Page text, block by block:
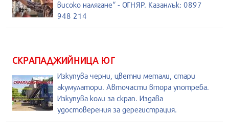
високо налягане“ - ОГНЯР. Казанлък: 0897
948 214
СКРАПАДЖИЙНИЦА ЮГ
Изкупува черни, цветни метали, стари
акумулатори. Авточасти втора употреба.
Изкупува коли за скрап. Издава
удостоверения за дерегистрация.